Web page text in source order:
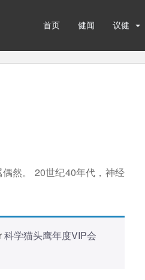
首页 健闻 议健
然。 20世纪40年代，神经
科学猫头鹰年度VIP会